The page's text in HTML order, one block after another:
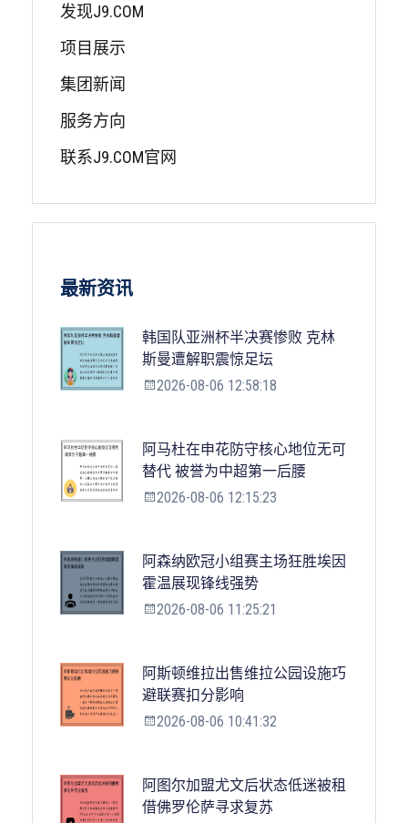
发现J9.COM
项目展示
集团新闻
服务方向
联系J9.COM官网
最新资讯
韩国队亚洲杯半决赛惨败 克林
斯曼遭解职震惊足坛
2026-08-06 12:58:18
阿马杜在申花防守核心地位无可
替代 被誉为中超第一后腰
2026-08-06 12:15:23
阿森纳欧冠小组赛主场狂胜埃因
霍温展现锋线强势
2026-08-06 11:25:21
阿斯顿维拉出售维拉公园设施巧
避联赛扣分影响
2026-08-06 10:41:32
阿图尔加盟尤文后状态低迷被租
借佛罗伦萨寻求复苏